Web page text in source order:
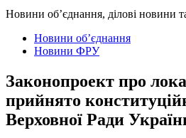
Новини об’єднання, ділові новини
Новини об’єднання
Новини ФРУ
Законопроект про
прийнято
Верховної Ради